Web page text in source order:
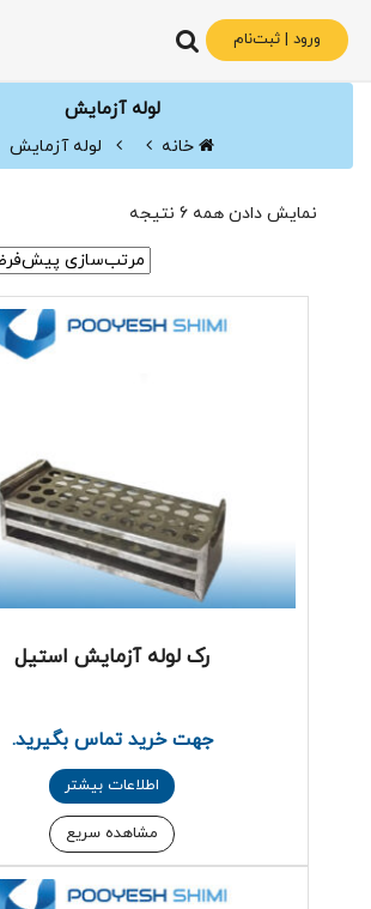
ورود | ثبت‌نام
لوله آزمایش
خانه لوله آزمایش
نمایش دادن همه 6 نتیجه
رک لوله آزمایش استیل
جهت خرید تماس بگیرید.
اطلاعات بیشتر
مشاهده سریع